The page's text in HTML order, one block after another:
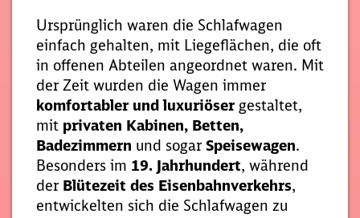
Ursprünglich waren die Schlafwagen
einfach gehalten, mit Liegeflächen, die oft
in offenen Abteilen angeordnet waren. Mit
der Zeit wurden die Wagen immer
komfortabler und luxuriöser gestaltet,
mit privaten Kabinen, Betten,
Badezimmern und sogar Speisewagen.
Besonders im 19. Jahrhundert, während
der Blütezeit des Eisenbahnverkehrs,
entwickelten sich die Schlafwagen zu